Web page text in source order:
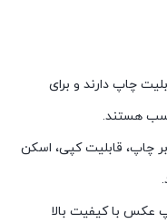
چاپ دارند و برای
هستند.
بر چاپ، قابلیت کپی، اسکن
عکس با کیفیت بالا